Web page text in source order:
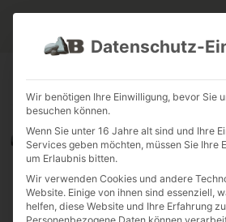
JOBS
Datenschutz-
Wir benötigen Ihre Einwilligung, bevor Sie
besuchen können.
Wenn Sie unter 16 Jahre alt sind und Ihre
Services geben möchten, müssen Sie Ihre
um Erlaubnis bitten.
Wir verwenden Cookies und andere
Website. Einige von ihnen sind essenziell,
helfen, diese Website und Ihre Erfahrung